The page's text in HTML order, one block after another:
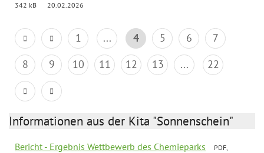
342 kB
20.02.2026
1 ... 4 5 6
7
8
9 10 11 12 13 ... 22
Informationen aus der Kita "Sonnenschein"
Bericht - Ergebnis Wettbewerb des Chemieparks
PDF,